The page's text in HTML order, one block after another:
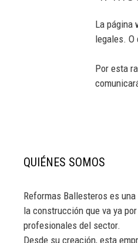
La página
legales. O
Por esta
QUIÉNES SOMOS
Reformas Ballesteros es
la construcción que va ya
profesionales del sector.
Desde su creación, esta